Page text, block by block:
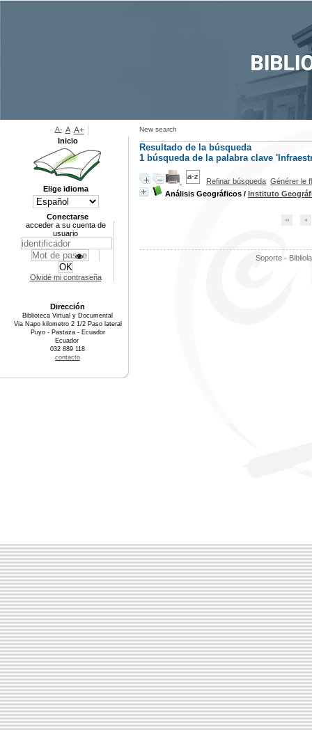
New search
Resultado de la búsqueda
1 búsqueda de la palabra clave
Refinar búsqueda Générer le
Análisis Geográficos / Instituto
Soporte -
A- A A+
Inicio
Elige idioma
Conectarse
acceder a su cuenta de
usuario
Olvidé mi contraseña
Dirección
Biblioteca Virtual y Documental
Via Napo kilometro 2 1/2 Paso lateral
Puyo - Pastaza - Ecuador
Ecuador
032 889 118
contacto